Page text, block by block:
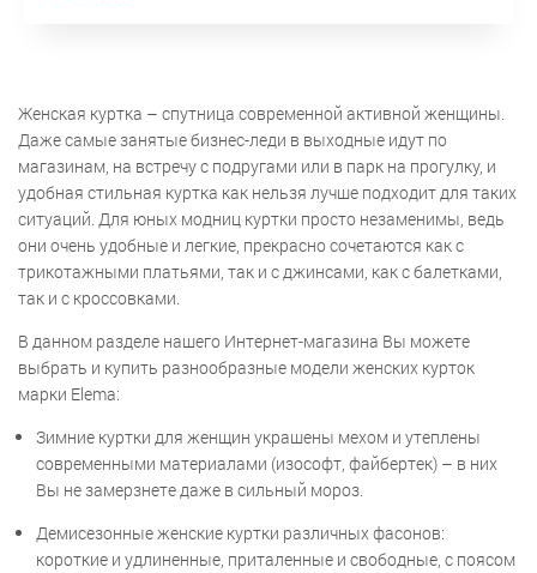
Женская куртка – спутница современной активной женщины.
Даже самые занятые бизнес-леди в выходные идут по
магазинам, на встречу с подругами или в парк на прогулку, и
удобная стильная куртка как нельзя лучше подходит для таких
ситуаций. Для юных модниц куртки просто незаменимы, ведь
они очень удобные и легкие, прекрасно сочетаются как с
трикотажными платьями, так и с джинсами, как с балетками,
так и с кроссовками.
В данном разделе нашего Интернет-магазина Вы можете
выбрать и купить разнообразные модели женских курток
марки Elema:
Зимние куртки для женщин украшены мехом и утеплены
современными материалами (изософт, файбертек) – в них
Вы не замерзнете даже в сильный мороз.
Демисезонные женские куртки различных фасонов:
короткие и удлиненные, приталенные и свободные, с поясом